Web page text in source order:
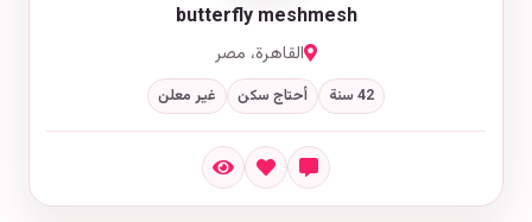
butterfly meshmesh
القاهرة، مصر
42 سنة أحتاج سكن غير معلن